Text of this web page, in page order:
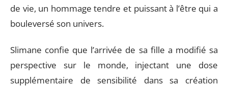
de vie, un hommage tendre et puissant à l’être qui a
bouleversé son univers.
Slimane confie que l’arrivée de sa fille a modifié sa
perspective sur le monde, injectant une dose
supplémentaire de sensibilité dans sa création